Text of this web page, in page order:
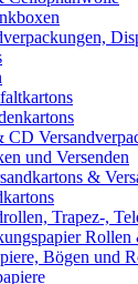
und Versenden
&
Trapez-,
Bögen und